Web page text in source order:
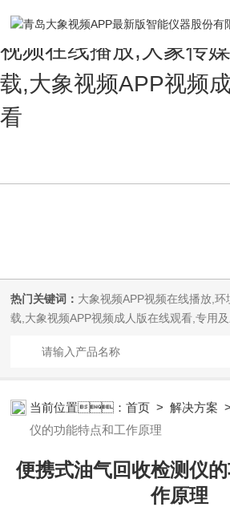
大象视频APP最新版,
视频在线播放,大象传
载,大象视频APP视频
看
热门关键词： 大象视频APP视频在线播放,
载,大象视频APP视频成人版在线观看,专用
当前位置：首页 >解决方案
仪的功能特点和工作原理
便携式油气回收检测仪
作原理